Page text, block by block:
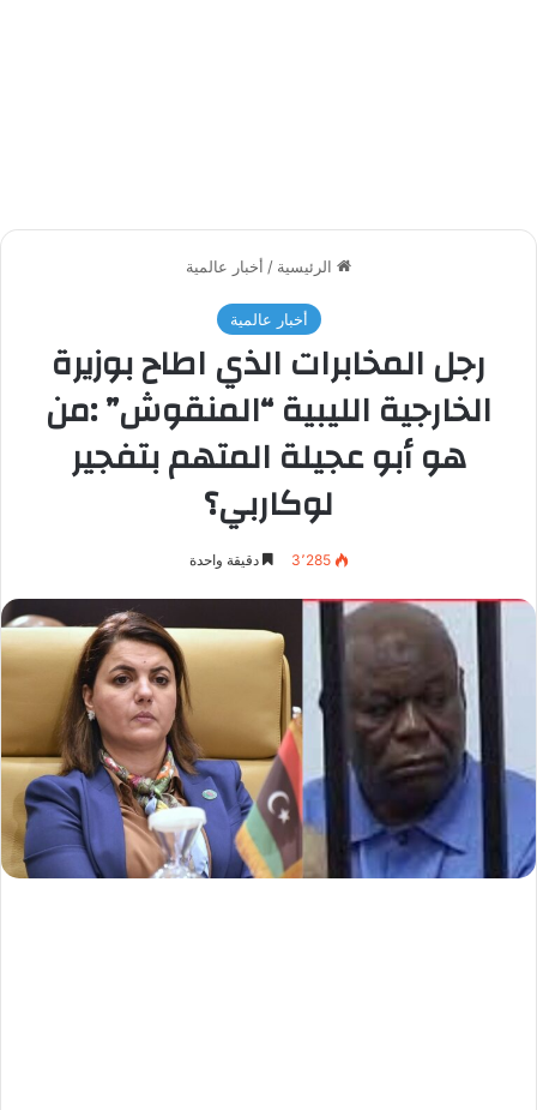
الرئيسية / أخبار عالمية
أخبار عالمية
رجل المخابرات الذي اطاح بوزيرة
الخارجية الليبية “المنقوش” :من
هو أبو عجيلة المتهم بتفجير
لوكاربي؟
3٬285 دقيقة واحدة